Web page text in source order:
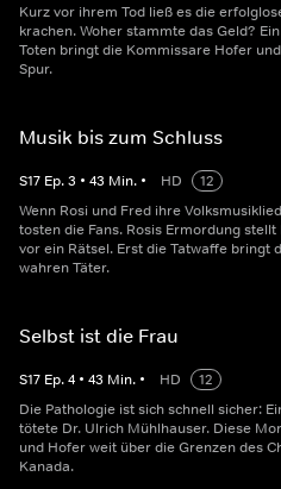
Kurz vor ihrem Tod ließ es die
krachen. Woher stammte das Geld?
Toten bringt die Kommissare Hofer
Spur.
Musik bis zum Schluss
S17 Ep.3 • 43 Min. • HD
12
Wenn Rosi und Fred ihre
tosten die Fans. Rosis Ermordung
vor ein Rätsel. Erst die Tatwaffe bringt
wahren Täter.
Selbst ist die Frau
S17 Ep.4 • 43 Min. • HD
12
Die Pathologie ist sich schnell sicher:
tötete Dr. Ulrich Mühlhauser. Diese
und Hofer weit über die Grenzen des
Kanada.